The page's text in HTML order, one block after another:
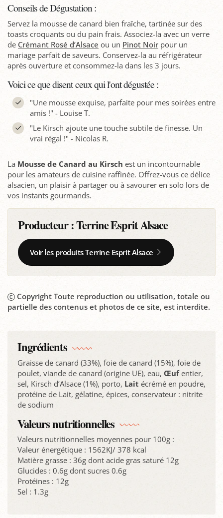
Conseils de Dégustation :
Servez la mousse de canard bien fraîche, tartinée sur des
toasts croquants ou du pain frais. Associez-la avec un verre
de Crémant Rosé d’Alsace ou un Pinot Noir pour un
mariage parfait de saveurs. Conservez-la au réfrigérateur
après ouverture et consommez-la dans les 3 jours.
Voici ce que disent ceux qui l'ont dégustée :
"Une mousse exquise, parfaite pour mes soirées entre
amis !" - Louise T.
"Le Kirsch ajoute une touche subtile de finesse. Un
vrai régal !" - Nicolas R.
La Mousse de Canard au Kirsch est un incontournable
pour les amateurs de cuisine raffinée. Offrez-vous ce délice
alsacien, un plaisir à partager ou à savourer en solo lors de
vos instants gourmands.
Producteur :Terrine Esprit Alsace
Voir les produits Terrine Esprit Alsace
Copyright Toute reproduction ou utilisation, totale ou
partielle des contenus et photos de ce site, est interdite.
Ingrédients
Graisse de canard (33%), foie de canard (15%), foie de
poulet, viande de canard (origine UE), eau, Œufentier,
sel, Kirsch d’Alsace (1%), porto, Lait écrémé en poudre,
protéine de Lait, gélatine, épices, conservateur : nitrite
de sodium
Valeurs nutritionnelles
Valeurs nutritionnelles moyennes pour 100g :
Valeur énergétique : 1562KJ/ 378 kcal
Matière grasse : 36g dont acide gras saturé 12g
Glucides : 0.6g dont sucres 0.6g
Protéines : 12g
Sel : 1.3g